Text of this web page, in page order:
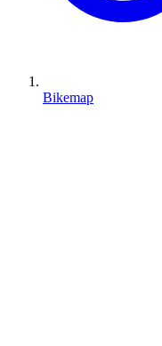
Bikemap